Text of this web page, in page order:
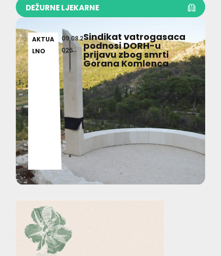
DEŽURNE LJEKARNE
AKTUA
LNO
09.08.2
026
Sindikat vatrogasaca
podnosi DORH-u
prijavu zbog smrti
Gorana Komlenca